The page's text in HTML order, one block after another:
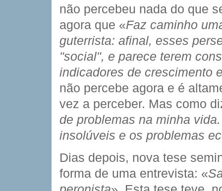
não percebeu nada do que
agora que «Faz caminho
guterrista: afinal, esses
"social", e parece terem
indicadores de crescimento
não percebe agora e é
vez a perceber. Mas como
de problemas na minha
insolúveis e os problemas
Dias depois, nova tese
forma de uma entrevista: «